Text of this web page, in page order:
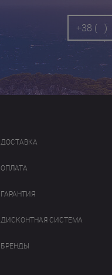
ДОСТАВКА
ОПЛАТА
ГАРАНТИЯ
ДИСКОНТНАЯ СИСТЕМА
БРЕНДЫ